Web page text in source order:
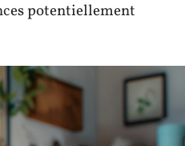
potentiellement